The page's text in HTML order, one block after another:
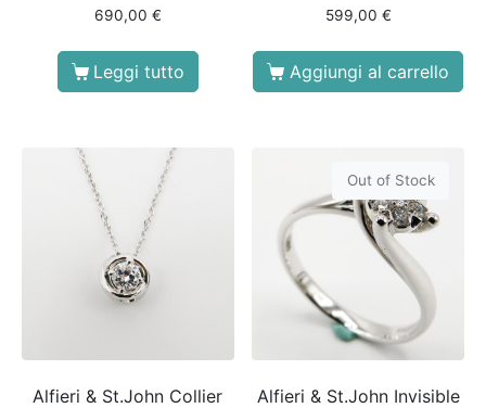
690,00 €
Leggi tutto
599,00 €
Aggiungi al carrello
Alfieri & St.John Collier
Out of Stock
Alfieri & St.John Invisible